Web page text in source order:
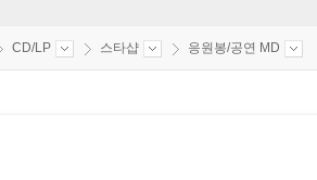
CD/LP 스타샵 응원봉/공연 MD